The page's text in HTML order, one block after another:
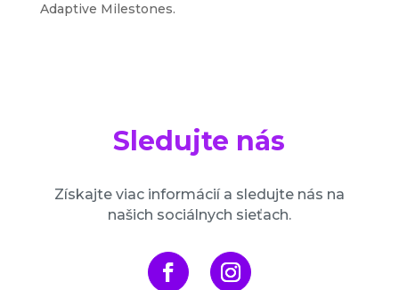
Adaptive Milestones.
Sledujte nás
Získajte viac informácií a sledujte nás na
našich sociálnych sieťach.